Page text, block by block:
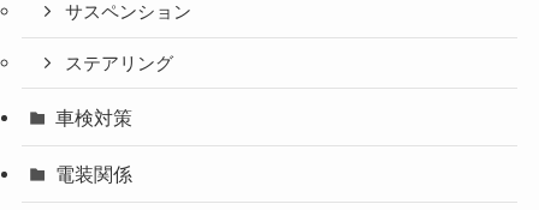
サスペンション
ステアリング
車検対策
電装関係